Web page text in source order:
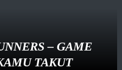
– GAME
TAKUT